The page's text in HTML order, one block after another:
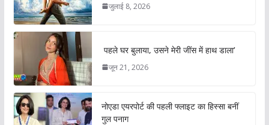
जुलाई 8, 2026
पहले घर बुलाया, उसने मेरी जींस में हाथ डाला’
जून 21, 2026
नोएडा एयरपोर्ट की पहली फ्लाइट का हिस्सा बनीं
गुल पनाग